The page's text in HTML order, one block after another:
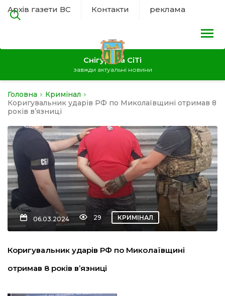
Архів газети ВС Контакти реклама
Снігурівка СіТі
завжди актуальні новини
Головна
Кримінал
Коригувальник ударів РФ по Миколаївщині отримав 8
років в’язниці
06.03.2024 29 КРИМІНАЛ
Коригувальник ударів РФ по Миколаївщині
отримав 8 років в’язниці